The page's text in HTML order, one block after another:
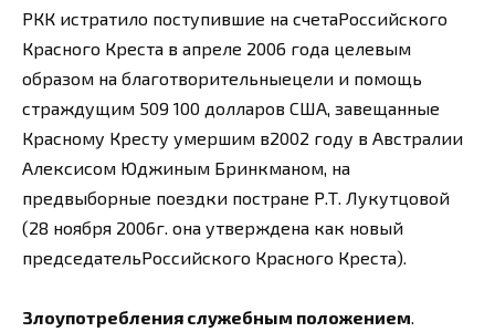
РКК истратило поступившие на счетаРоссийского
Красного Креста в апреле 2006 года целевым
образом на благотворительныецели и помощь
страждущим 509 100 долларов США, завещанные
Красному Кресту умершим в2002 году в Австралии
Алексисом Юджиным Бринкманом, на
предвыборные поездки постране Р.Т. Лукутцовой
(28 ноября 2006г. она утверждена как новый
председательРоссийского Красного Креста).
Злоупотребления служебным положением.